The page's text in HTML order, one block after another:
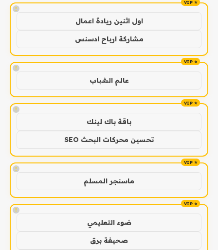
!
اول اثنين ريادة اعمال
مشاركة ارباح ادسنس
!
عالم الشباب
!
باقة باك لينك
تحسين محركات البحث SEO
!
ماسنجر المسلم
!
ضوء التعليمي
صحيفة برق